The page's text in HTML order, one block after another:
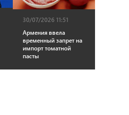
30/07/2026 11:51
Армения ввела
временный запрет на
импорт томатной
пасты